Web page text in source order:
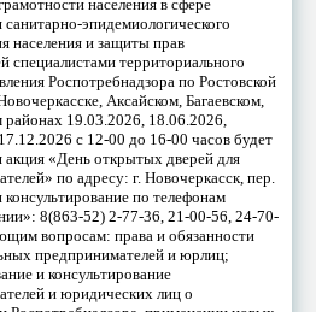
населения в сфере
санитарно-эпидемиологического
населения и защиты прав
специалистами территориального
Роспотребнадзора по Ростовской
Аксайском, Багаевском,
районах 19.03.2026, 18.06.2026,
с 12-00 до 16-00 часов будет
акция «День открытых дверей для
по адресу: г. Новочеркасск, пер.
по телефонам
8(863-52) 2-77-36, 21-00-56, 24-70-
вопросам: права и обязанности
предпринимателей и юрлиц;
и консультирование
и юридических лиц о